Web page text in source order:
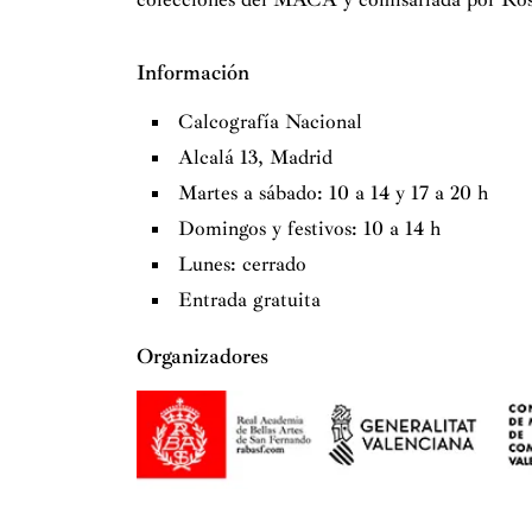
Información
Calcografía Nacional
Alcalá 13, Madrid
Martes a sábado: 10 a 14 y 17 a 20 h
Domingos y festivos: 10 a 14 h
Lunes: cerrado
Entrada gratuita
Organizadores